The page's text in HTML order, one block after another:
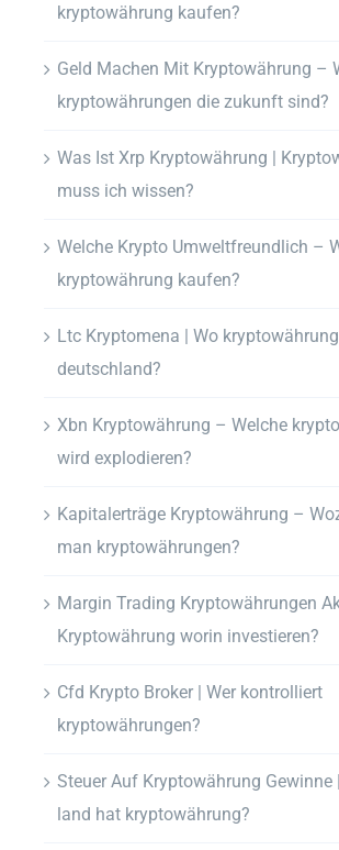
kryptowährung kaufen?
Geld Machen Mit Kryptowährung –
kryptowährungen die zukunft sind?
Was Ist Xrp Kryptowährung |
muss ich wissen?
Welche Krypto Umweltfreundlich –
kryptowährung kaufen?
Ltc Kryptomena | Wo
deutschland?
Xbn Kryptowährung – Welche
wird explodieren?
Kapitalerträge Kryptowährung –
man kryptowährungen?
Margin Trading Kryptowährungen
Kryptowährung worin investieren?
Cfd Krypto Broker | Wer kontrolliert
kryptowährungen?
Steuer Auf Kryptowährung Gewinne
land hat kryptowährung?